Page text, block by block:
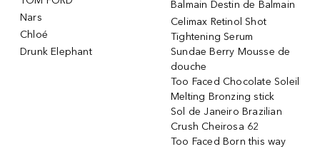
Nars
Chloé
Drunk Elephant
Balmain Destin de Balmain
Celimax Retinol Shot
Tightening Serum
Sundae Berry Mousse de
douche
Too Faced Chocolate Soleil
Melting Bronzing stick
Sol de Janeiro Brazilian
Crush Cheirosa 62
Too Faced Born this way